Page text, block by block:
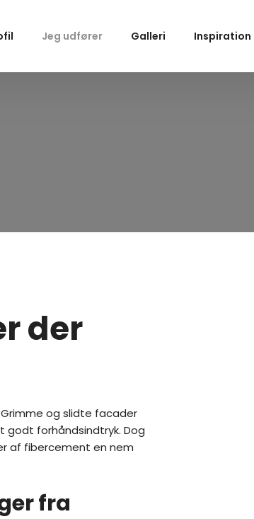
Jeg udfører Galleri Inspiration
der
og slidte facader
forhåndsindtryk. Dog
af fibercement en nem
fra